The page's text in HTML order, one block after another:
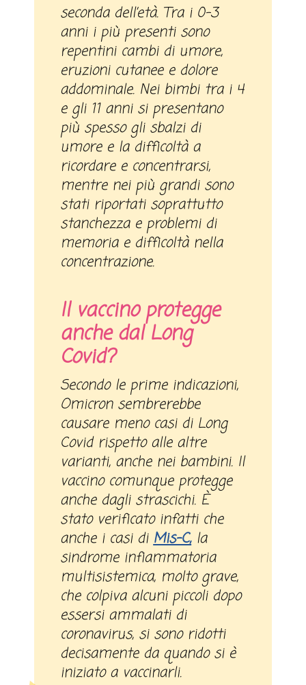
seconda dell’età. Tra i 0-3
anni i più presenti sono
repentini cambi di umore,
eruzioni cutanee e dolore
addominale. Nei bimbi tra i 4
e gli 11 anni si presentano
più spesso gli sbalzi di
umore e la difficoltà a
ricordare e concentrarsi,
mentre nei più grandi sono
stati riportati soprattutto
stanchezza e problemi di
memoria e difficoltà nella
concentrazione.
Il vaccino protegge
anche dal Long
Covid?
Secondo le prime indicazioni,
Omicron sembrerebbe
causare meno casi di Long
Covid rispetto alle altre
varianti, anche nei bambini. Il
vaccino comunque protegge
anche dagli strascichi. È
stato verificato infatti che
anche i casi diMis-C,la
sindrome infiammatoria
multisistemica, molto grave,
che colpiva alcuni piccoli dopo
essersi ammalati di
coronavirus, si sono ridotti
decisamente da quando si è
iniziato a vaccinarli.